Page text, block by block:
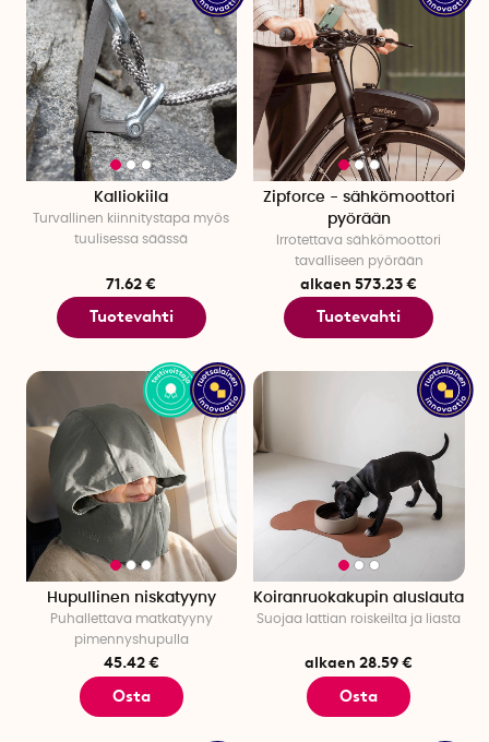
Kalliokiila
Turvallinen kiinnitystapa myös
tuulisessa säässä
71.62 €
Tuotevahti
Zipforce - sähkömoottori
pyörään
Irrotettava sähkömoottori
tavalliseen pyörään
alkaen 573.23 €
Tuotevahti
Hupullinen niskatyyny
Puhallettava matkatyyny
pimennyshupulla
45.42 €
Osta
Koiranruokakupin aluslauta
Suojaa lattian roiskeilta ja liasta
alkaen 28.59 €
Osta